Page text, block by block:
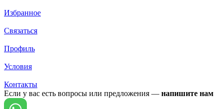
Избранное
Связаться
Профиль
Условия
Контакты
Если у вас есть вопросы или предложения — напишите нам